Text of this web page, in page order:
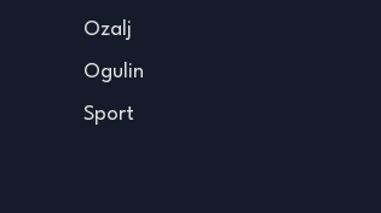
Ozalj
Ogulin
Sport